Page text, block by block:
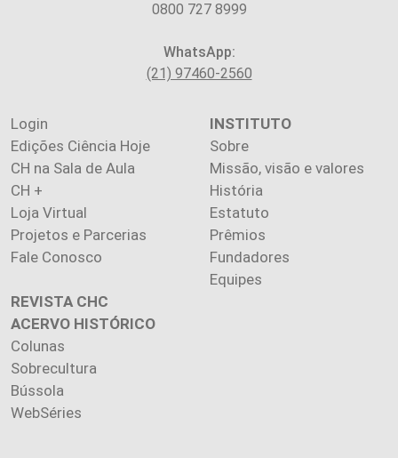
0800 727 8999
WhatsApp:
(21) 97460-2560
Login
Edições Ciência Hoje
CH na Sala de Aula
CH +
Loja Virtual
Projetos e Parcerias
Fale Conosco
INSTITUTO
Sobre
Missão, visão e valores
História
Estatuto
Prêmios
Fundadores
Equipes
REVISTA CHC
ACERVO HISTÓRICO
Colunas
Sobrecultura
Bússola
WebSéries